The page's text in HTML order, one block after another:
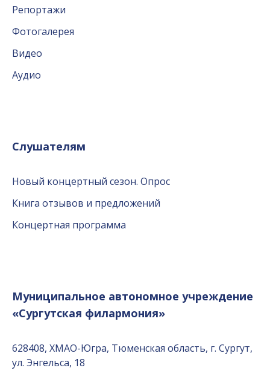
Репортажи
Фотогалерея
Видео
Аудио
Слушателям
Новый концертный сезон. Опрос
Книга отзывов и предложений
Концертная программа
Муниципальное автономное учреждение
«Сургутская филармония»
628408, ХМАО-Югра, Тюменская область, г. Сургут,
ул. Энгельса, 18